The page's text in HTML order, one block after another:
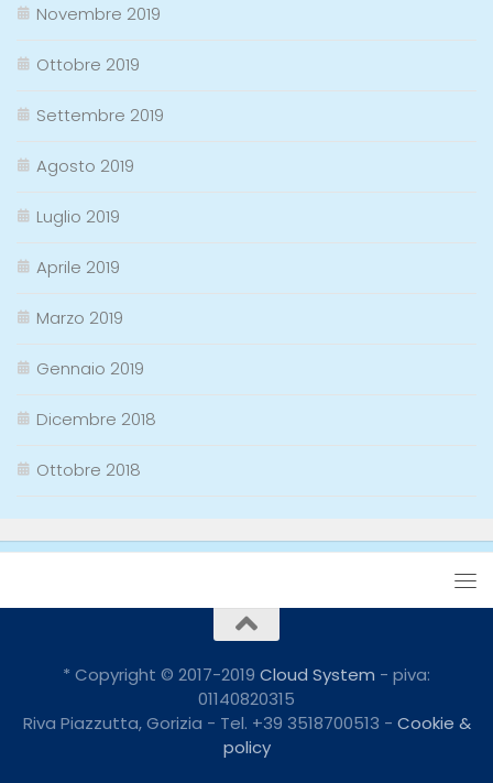
Novembre 2019
Ottobre 2019
Settembre 2019
Agosto 2019
Luglio 2019
Aprile 2019
Marzo 2019
Gennaio 2019
Dicembre 2018
Ottobre 2018
* Copyright © 2017-2019 Cloud System - piva:
01140820315
Riva Piazzutta, Gorizia - Tel. +39 3518700513 - Cookie &
policy